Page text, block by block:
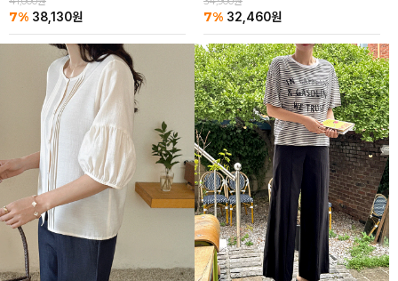
7% 38,130원 7% 32,460원